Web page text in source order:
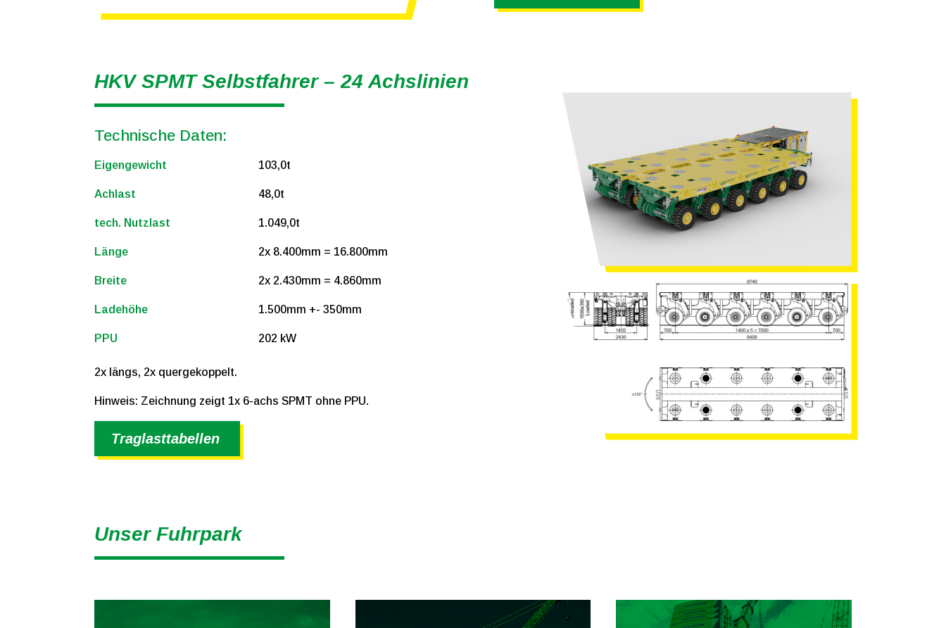
HKV SPMT Selbstfahrer – 24 Achslinien
Technische Daten:
Eigengewicht 103,0t
Achlast 48,0t
tech. Nutzlast 1.049,0t
Länge 2x 8.400mm = 16.800mm
Breite 2x 2.430mm = 4.860mm
Ladehöhe 1.500mm +- 350mm
PPU 202 kW
2x längs, 2x quergekoppelt.
Hinweis: Zeichnung zeigt 1x 6-achs SPMT ohne PPU.
Traglasttabellen
Unser Fuhrpark
Die neueste Errungenschaft und das
Unser Fuhrpark beherbergt verschiedene